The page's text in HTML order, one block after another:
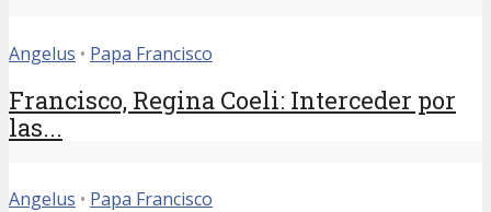
Angelus • Papa Francisco
Francisco, Regina Coeli: Interceder por
las...
Angelus • Papa Francisco